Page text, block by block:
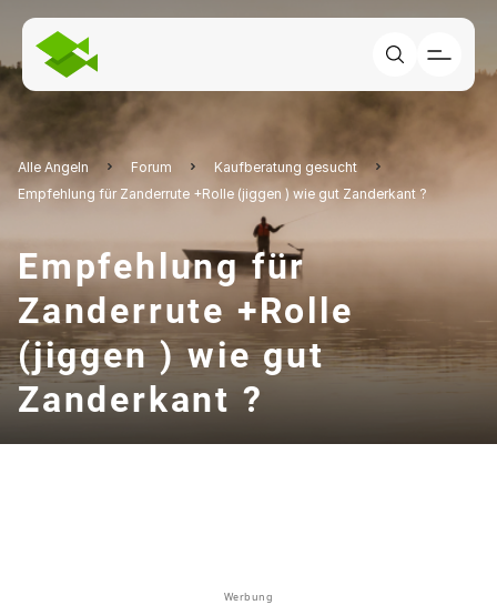
Alle Angeln Forum
Kaufberatung gesucht
Empfehlung für Zanderrute +Rolle (jiggen ) wie gut Zanderkant ?
Empfehlung für
Zanderrute +Rolle
(jiggen ) wie gut
Zanderkant ?
Werbung